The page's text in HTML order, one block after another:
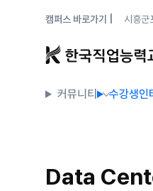
캠퍼스 바로가기 | 시흥군
커뮤니티 수강생인
Data